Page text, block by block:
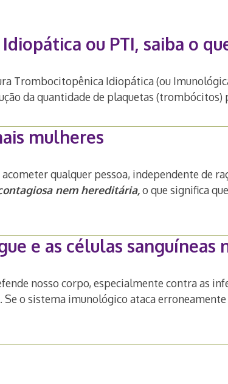
ou PTI, saiba o
Trombocitopênica Idiopática (ou
da quantidade de plaquetas (trombócitos)
mulheres
qualquer pessoa, independente de
nem hereditária,o que significa
e as células sanguíneas
nosso corpo, especialmente contra as
o sistema imunológico ataca